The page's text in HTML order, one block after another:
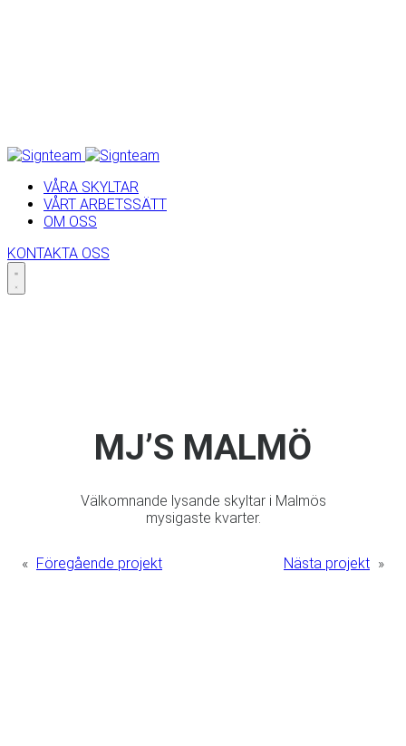
VÅRA SKYLTAR
VÅRT ARBETSSÄTT
OM OSS
KONTAKTA OSS
MJ’S MALMÖ
Välkomnande lysande skyltar i Malmös
mysigaste kvarter.
« Föregående projekt Nästa projekt »